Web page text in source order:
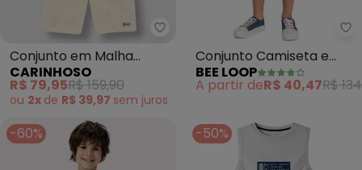
Carinhoso - Conjunto em
Conjunto em Malha
Texturizada (Branco)
CARINHOSO
R$ 79,95R$ 159,90
ou 2x de R$ 39,97 sem juros
Conjunto Camiseta e
Bermuda (Branco)
BEE LOOP
A partir deR$ 40,47R$
-60% -50%